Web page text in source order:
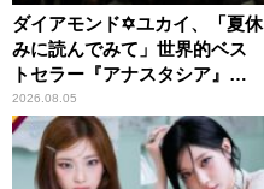
ダイアモンド✡ユカイ、「夏休
みに読んでみて」世界的ベス
トセラー『アナスタシア』を
紹介
2026.08.05